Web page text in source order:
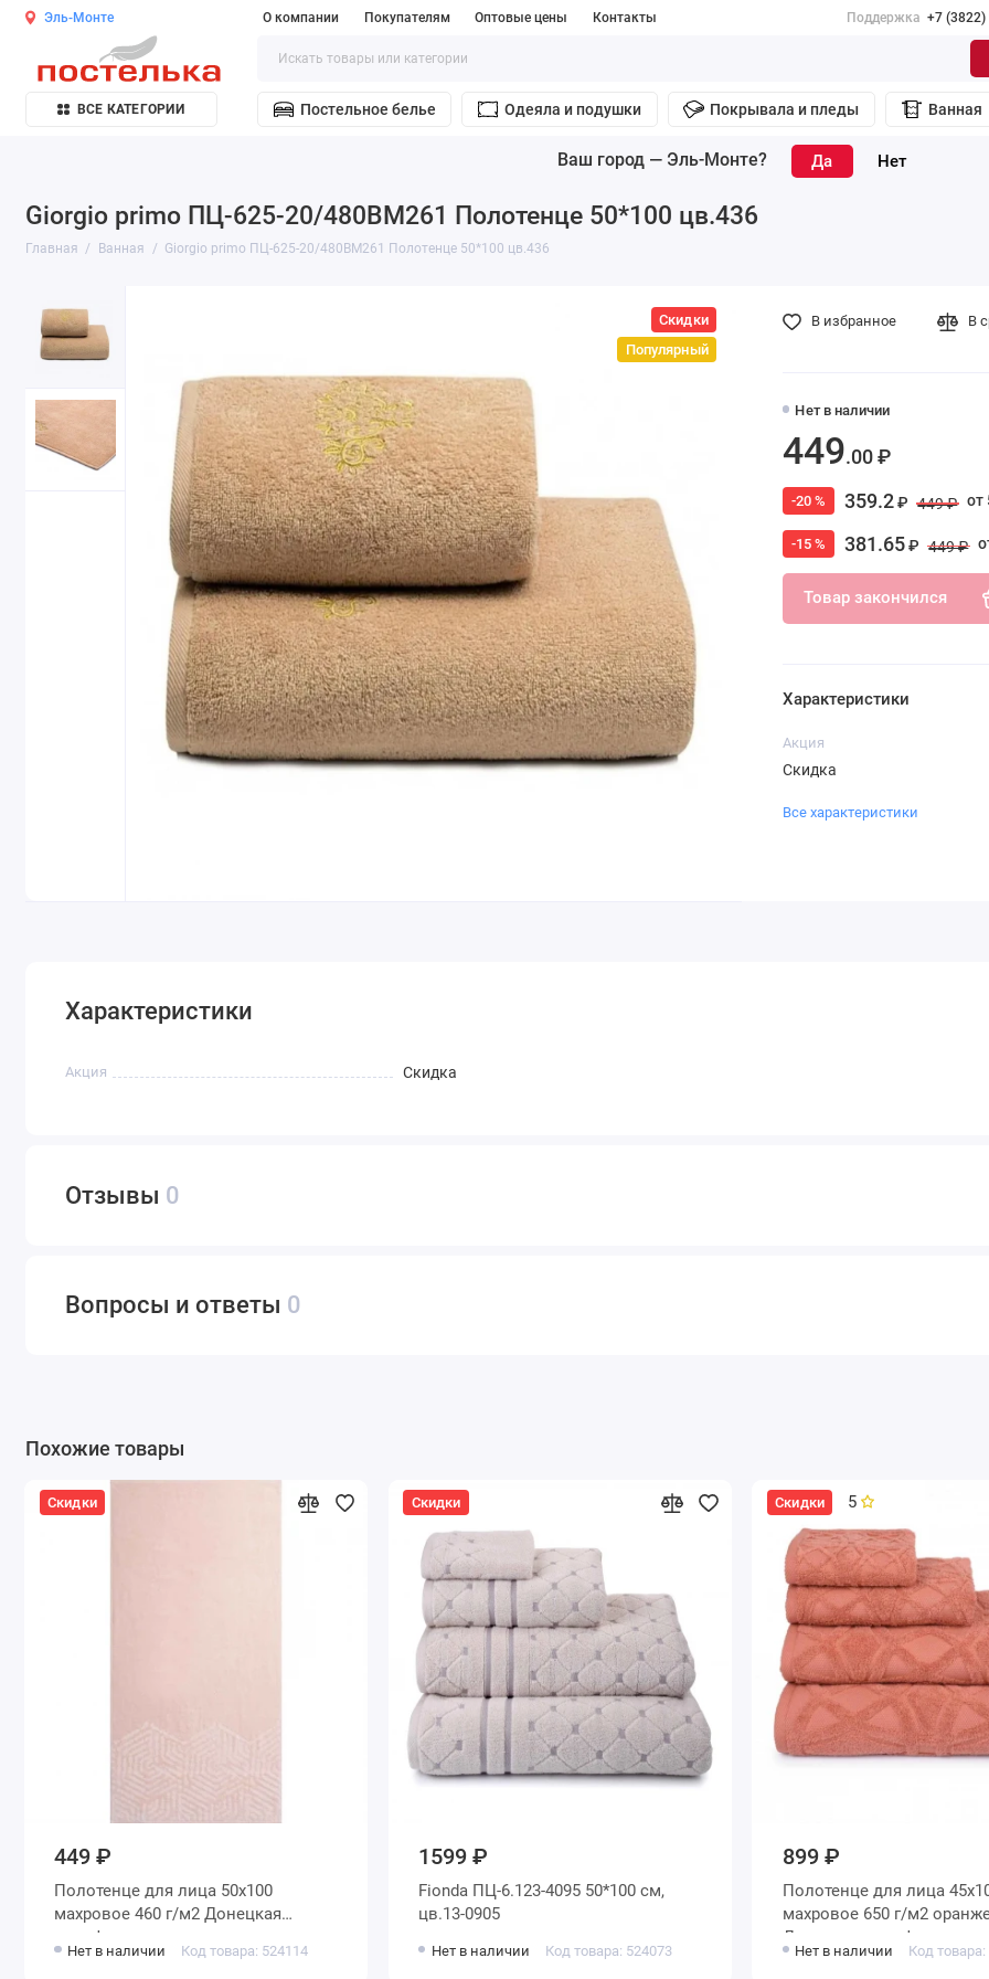
Эль-Монте О компании Покупателям Оптовые цены Контакты Поддержка +7
ВСЕ КАТЕГОРИИ Постельное белье Одеяла и подушки Покрывала и пледы Ванная
Ваш город — Эль-Монте?
Giorgio primo ПЦ-625-20/480ВМ261 Полотенце 50*100 цв.436
Главная Ванная Giorgio primo ПЦ-625-20/480ВМ261 Полотенце 50*100 цв.436
Скидки
Популярный
Нет в наличии
449.00 ₽
-20 % 359.2₽ 449 ₽ от
-15 % 381.65₽ 449 ₽
Товар закончился
В избранное В
Характеристики
Акция
Скидка
Все характеристики
Характеристики
Акция Скидка
Отзывы 0
Вопросы и ответы 0
Похожие товары
Скидки
449 ₽
Полотенце для лица 50х100
махровое 460 г/м2 Донецкая
мануфактура
Нет в наличии Код товара: 524114
Скидки
1599 ₽
Fionda ПЦ-6.123-4095 50*100 см,
цв.13-0905
Нет в наличии Код товара: 524073
Скидки 5
899 ₽
Полотенце для лица 45х100
махровое 650 г/м2 оранжевое
Донецкая мануфактура
Нет в наличии Код